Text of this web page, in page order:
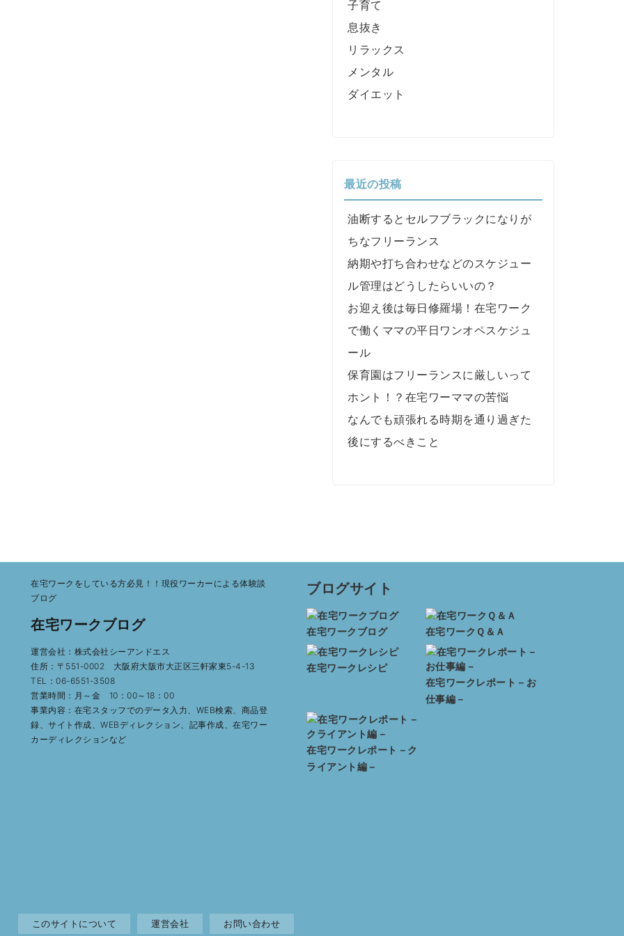
子育て
息抜き
リラックス
メンタル
ダイエット
最近の投稿
油断するとセルフブラックになりが
ちなフリーランス
納期や打ち合わせなどのスケジュー
ル管理はどうしたらいいの？
お迎え後は毎日修羅場！在宅ワーク
で働くママの平日ワンオペスケジュ
ール
保育園はフリーランスに厳しいって
ホント！？在宅ワーママの苦悩
なんでも頑張れる時期を通り過ぎた
後にするべきこと
在宅ワークをしている方必見！！現役ワーカーによる体験談
ブログ
在宅ワークブログ
運営会社：株式会社シーアンドエス
住所：〒551-0002 大阪府大阪市大正区三軒家東5-4-13
TEL：06-6551-3508
営業時間：月～金 10：00～18：00
事業内容：在宅スタッフでのデータ入力、WEB検索、商品登
録、サイト作成、WEBディレクション、記事作成、在宅ワー
カーディレクションなど
ブログサイト
在宅ワークブログ 在宅ワークＱ＆Ａ
在宅ワークレシピ
在宅ワークレポート－お
仕事編－
在宅ワークレポート－ク
ライアント編－
このサイトについて 運営会社 お問い合わせ